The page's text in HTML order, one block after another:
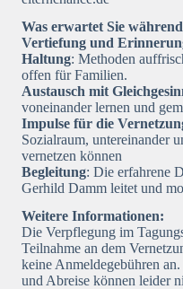
Was erwartet Sie
Vertiefung und
Haltung: Methoden
offen für Familien.
Austausch mit
voneinander lernen und
Impulse für die
Sozialraum, untereinander
vernetzen können
Begleitung: Die erfahrene
Gerhild Damm leitet und
Weitere Informationen:
Die Verpflegung im
Teilnahme an dem
keine Anmeldegebühren
und Abreise können leider